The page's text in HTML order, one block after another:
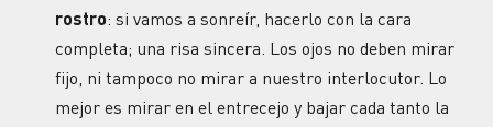
rostro: si vamos a sonreír, hacerlo con la cara
completa; una risa sincera. Los ojos no deben mirar
fijo, ni tampoco no mirar a nuestro interlocutor. Lo
mejor es mirar en el entrecejo y bajar cada tanto la